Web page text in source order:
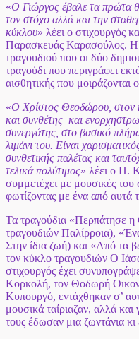
«Ο Γιώργος έβαλε τα πρώτα
τον στόχο αλλά και την
κύκλου» λέει ο στιχουργός
Παρασκευάς Καρασούλος. Η
τραγουδιού που οι δύο
τραγούδι που περιγράφει
αισθητικής που μοιράζονται
«Ο Χρίστος Θεοδώρου ,
και συνθέτης και
συνεργάτης, στο βασικό
λιμάνι του. Είναι
συνθετικής παλέτας και
τελικά πολύτιμος» λέει ο Π.
συμμετέχει με μουσικές
φωτίζοντας με ένα από αυτά
Τα τραγούδια «Περπάτησε
τραγουδιών Παλίρροια),
Στην ίδια ζωή) και «Από τα
τον κύκλο τραγουδιών Ο
στιχουργός έχει
Κορκολή, τον Θοδωρή
Κυπουργό, εντάχθηκαν σ’
μουσικά ταίριαζαν, αλλά και
τους έδωσαν μια ζωντάνια